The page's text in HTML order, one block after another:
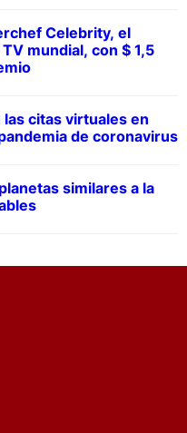
Celebrity, el
mundial, con $ 1,5
citas virtuales en
de coronavirus
similares a la